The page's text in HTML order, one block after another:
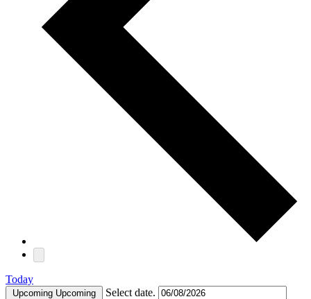
Today
Upcoming Upcoming Select date.